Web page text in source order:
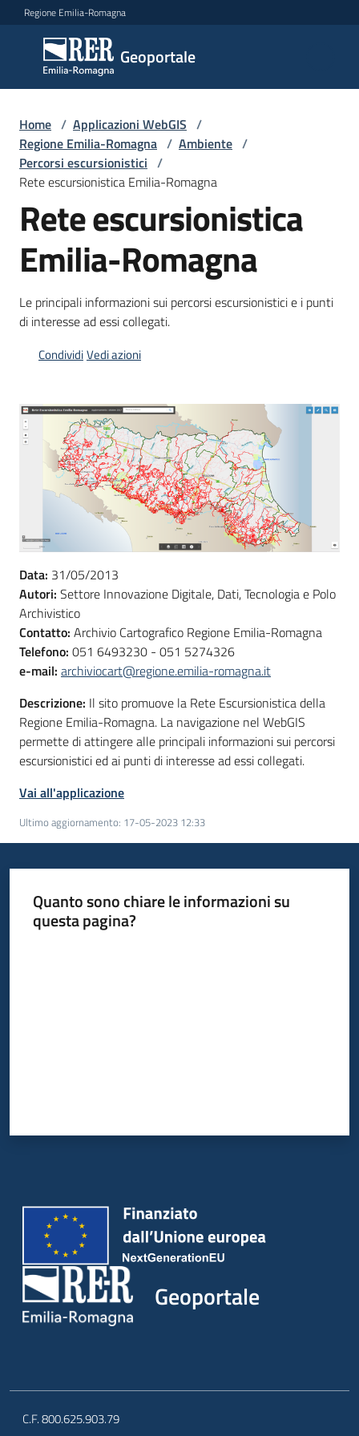
Vai al contenuto
Vai alla navigazione
Vai al footer
Regione Emilia-Romagna
Geoportale
Geoportale
Catalogo
dati,
servizi
e
Visualizza
on-
line
i
dati
Approfondimenti
Archivio
cartografico
Seguici
su
Home / Applicazioni WebGIS /
Regione Emilia-Romagna / Ambiente /
Percorsi escursionistici /
Rete escursionistica Emilia-Romagna
Rete escursionistica
Emilia-Romagna
Le principali informazioni sui percorsi escursionistici e i punti
di interesse ad essi collegati.
CondividiVedi azioni
Data: 31/05/2013
Autori: Settore Innovazione Digitale, Dati, Tecnologia e Polo
Archivistico
Contatto: Archivio Cartografico Regione Emilia-Romagna
Telefono: 051 6493230 - 051 5274326
e-mail: archiviocart@regione.emilia-romagna.it
Descrizione: Il sito promuove la Rete Escursionistica della
Regione Emilia-Romagna. La navigazione nel WebGIS
permette di attingere alle principali informazioni sui percorsi
escursionistici ed ai punti di interesse ad essi collegati.
Vai all'applicazione
Ultimo aggiornamento: 17-05-2023 12:33
Quanto sono chiare le informazioni su
questa pagina?
Geoportale
C.F. 800.625.903.79